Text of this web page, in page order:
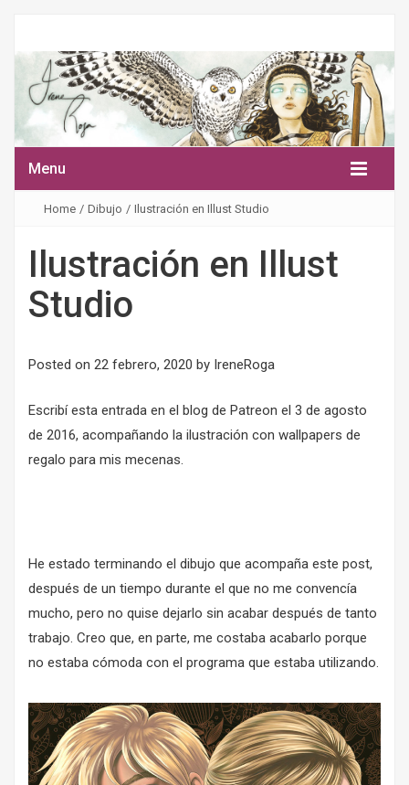
Menu
Home / Dibujo / Ilustración en Illust Studio
Ilustración en Illust
Studio
Posted on 22 febrero, 2020 by IreneRoga
Escribí esta entrada en el blog de Patreon el 3 de agosto
de 2016, acompañando la ilustración con wallpapers de
regalo para mis mecenas.
He estado terminando el dibujo que acompaña este post,
después de un tiempo durante el que no me convencía
mucho, pero no quise dejarlo sin acabar después de tanto
trabajo. Creo que, en parte, me costaba acabarlo porque
no estaba cómoda con el programa que estaba utilizando.